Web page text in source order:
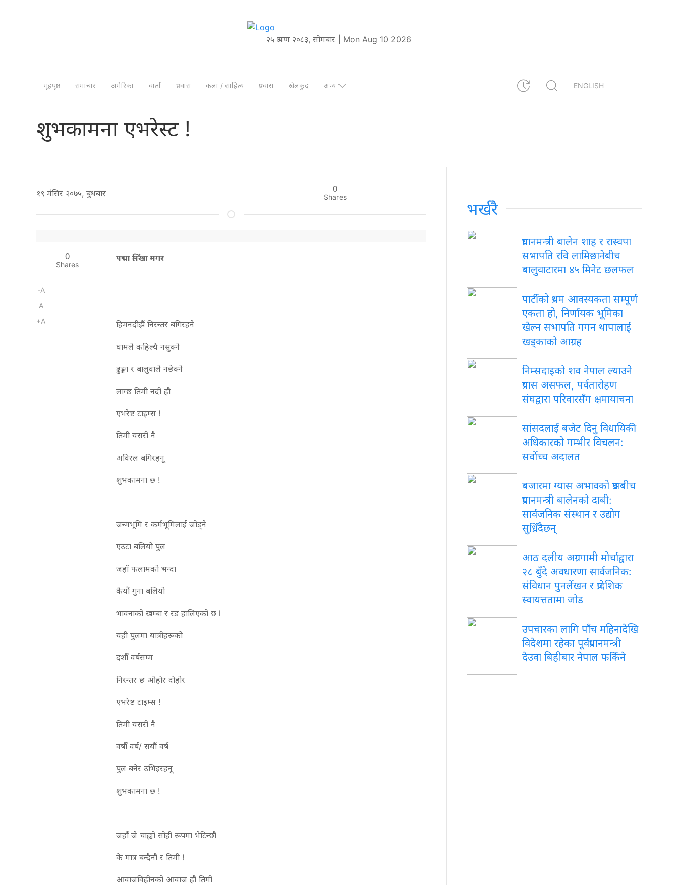
२५ श्रावण २०८३, सोमबार | Mon Aug 10 2026
गृहपृष्ठ समाचार अमेरिका वार्ता प्रवास कला / साहित्य प्रवास खेलकुद अन्य ENGLISH
शुभकामना एभरेस्ट !
१९ मंसिर २०७५, बुधबार 0
Shares
0
Shares
-A
A
+A
पद्मा लिंखा मगर
हिमनदीझैं निरन्तर बगिरहने
घामले कहिल्यै नसुक्ने
ढुङ्गा र बालुवाले नछेक्ने
लाग्छ तिमी नदी हौ
एभरेष्ट टाइम्स !
तिमी यसरी नै
अविरल बगिरहनू
शुभकामना छ !
जन्मभूमि र कर्मभूमिलाई जोड्ने
एउटा बलियो पुल
जहाँ फलामको भन्दा
कैयौं गुना बलियो
भावनाको खम्बा र रड हालिएको छ l
यही पुलमा यात्रीहरूको
दशौँ वर्षसम्म
निरन्तर छ ओहोर दोहोर
एभरेष्ट टाइम्स !
तिमी यसरी नै
वर्षौं वर्ष/ सयौं वर्ष
पुल बनेर उभिइरहनू
शुभकामना छ !
जहाँ जे चाह्यो सोही रूपमा भेटिन्छौ
के मात्र बन्दैनौ र तिमी !
आवाजविहीनको आवाज हौ तिमी
भर्खरै
प्रधानमन्त्री बालेन शाह र रास्वपा
सभापति रवि लामिछानेबीच
बालुवाटारमा ४५ मिनेट छलफल
पार्टीको प्रथम आवस्यकता सम्पूर्ण
एकता हो, निर्णायक भूमिका
खेल्न सभापति गगन थापालाई
खड्काको आग्रह
निम्सदाइको शव नेपाल ल्याउने
प्रयास असफल, पर्वतारोहण
संघद्वारा परिवारसँग क्षमायाचना
सांसदलाई बजेट दिनु विधायिकी
अधिकारको गम्भीर विचलन:
सर्वोच्च अदालत
बजारमा ग्यास अभावको प्रश्नबीच
प्रधानमन्त्री बालेनको दाबी:
सार्वजनिक संस्थान र उद्योग
सुध्रिँदैछन्
आठ दलीय अग्रगामी मोर्चाद्वारा
२८ बुँदे अवधारणा सार्वजनिक:
संविधान पुनर्लेखन र प्रादेशिक
स्वायत्ततामा जोड
उपचारका लागि पाँच महिनादेखि
विदेशमा रहेका पूर्वप्रधानमन्त्री
देउवा बिहीबार नेपाल फर्किने